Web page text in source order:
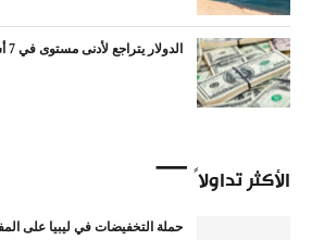
الدولار يتراجع لأدنى مستوى في 7 أشهر
الأكثر تداولاً
حملة التخفيضات في ليبيا على